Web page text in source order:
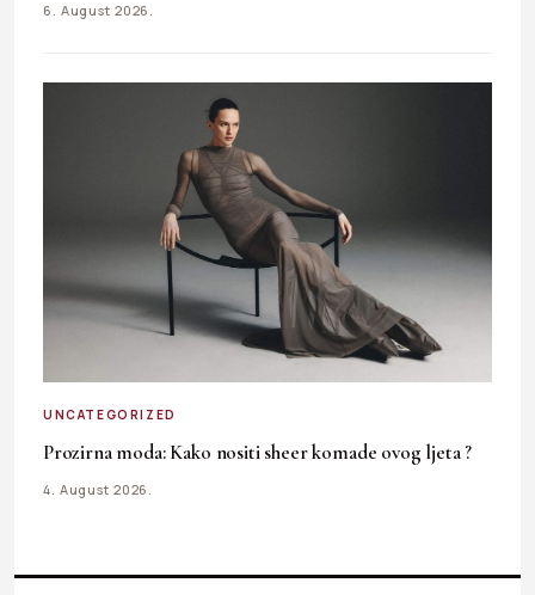
6. August 2026.
UNCATEGORIZED
Prozirna moda: Kako nositi sheer komade ovog ljeta ?
4. August 2026.